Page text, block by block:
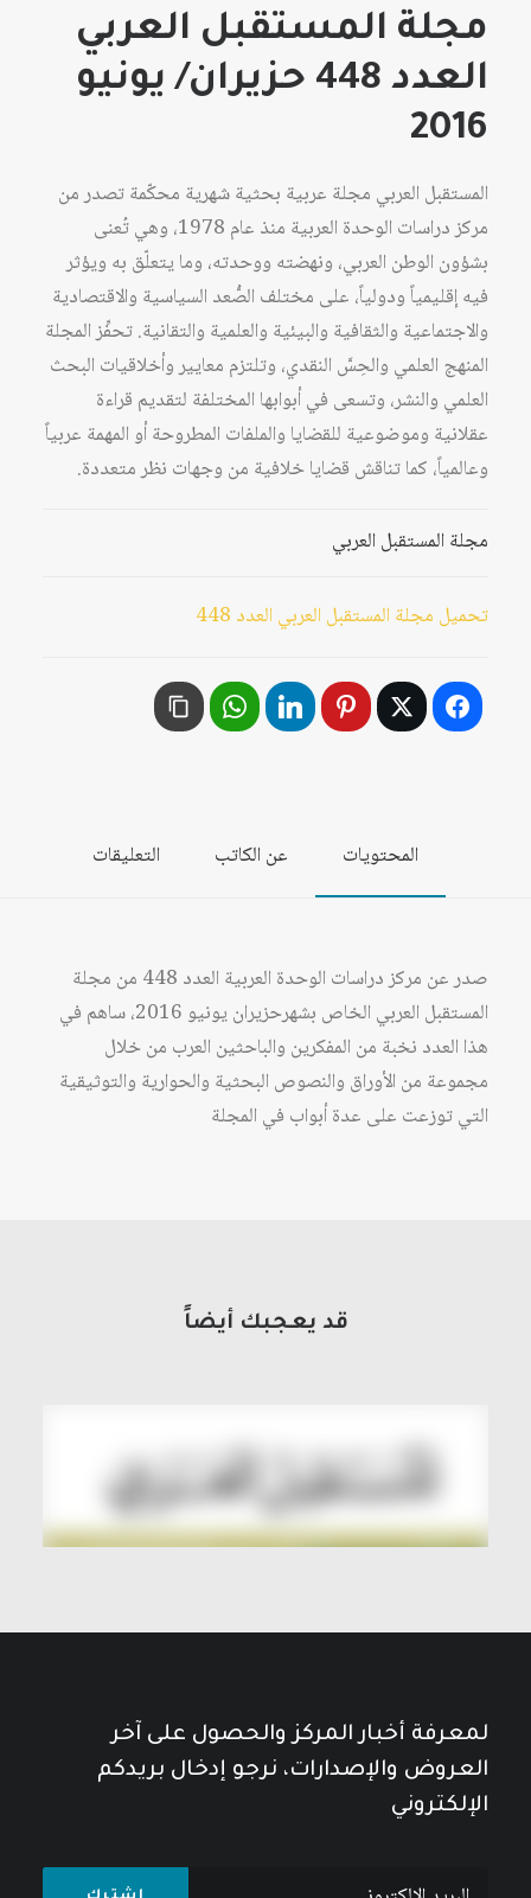
مجلة المستقبل العربي
العدد 448 حزيران/ يونيو
2016
المستقبل العربي مجلة عربية بحثية شهرية محكّمة تصدر من
مركز دراسات الوحدة العربية منذ عام 1978، وهي تُعنى
بشؤون الوطن العربي، ونهضته ووحدته، وما يتعلّق به ويؤثر
فيه إقليمياً ودولياً، على مختلف الصُّعد السياسية والاقتصادية
والاجتماعية والثقافية والبيئية والعلمية والتقانية. تحفِّز المجلة
المنهج العلمي والحِسَّ النقدي، وتلتزم معايير وأخلاقيات البحث
العلمي والنشر، وتسعى في أبوابها المختلفة لتقديم قراءة
عقلانية وموضوعية للقضايا والملفات المطروحة أو المهمة عربياً
وعالمياً، كما تناقش قضايا خلافية من وجهات نظر متعددة.
مجلة المستقبل العربي
تحميل مجلة المستقبل العربي العدد 448
المحتويات عن الكاتب التعليقات
صدر عن مركز دراسات الوحدة العربية العدد 448 من مجلة
المستقبل العربي الخاص بشهرحزيران يونيو 2016، ساهم في
هذا العدد نخبة من المفكرين والباحثين العرب من خلال
مجموعة من الأوراق والنصوص البحثية والحوارية والتوثيقية
التي توزعت على عدة أبواب في المجلة
قد يعجبك أيضاً
لمعرفة أخبار المركز والحصول على آخر
العروض والإصدارات، نرجو إدخال بريدكم
الإلكتروني